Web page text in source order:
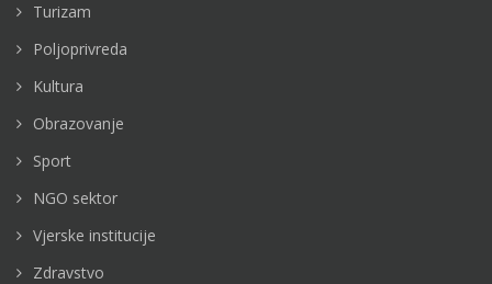
Turizam
Poljoprivreda
Kultura
Obrazovanje
Sport
NGO sektor
Vjerske institucije
Zdravstvo